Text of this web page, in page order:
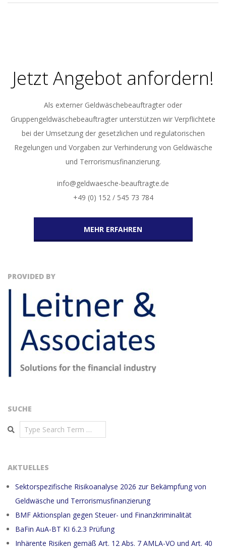
Jetzt Angebot anfordern!
Als externer Geldwäschebeauftragter oder
Gruppengeldwäschebeauftragter unterstützen wir Verpflichtete
bei der Umsetzung der gesetzlichen und regulatorischen
Regelungen und Vorgaben zur Verhinderung von Geldwäsche
und Terrorismusfinanzierung.
info@geldwaesche-beauftragte.de
+49 (0) 152 / 545 73 784
MEHR ERFAHREN
PROVIDED BY
SUCHE
Search
AKTUELLES
Sektorspezifische Risikoanalyse 2026 zur Bekämpfung von
Geldwäsche und Terrorismusfinanzierung
BMF Aktionsplan gegen Steuer- und Finanzkriminalität
BaFin AuA-BT KI 6.2.3 Prüfung
Inhärente Risiken gemäß Art. 12 Abs. 7 AMLA-VO und Art. 40